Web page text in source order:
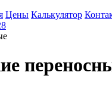
Цены Калькулятор